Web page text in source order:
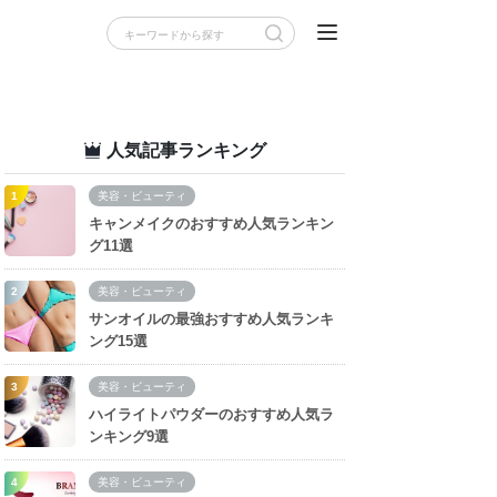
人気記事ランキング
美容・ビューティ
キャンメイクのおすすめ人気ランキン
グ11選
美容・ビューティ
サンオイルの最強おすすめ人気ランキ
ング15選
美容・ビューティ
ハイライトパウダーのおすすめ人気ラ
ンキング9選
美容・ビューティ